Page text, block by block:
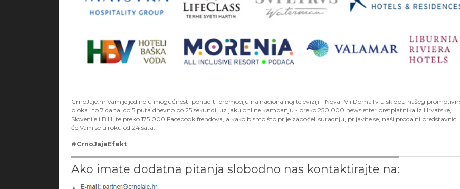
CrnoJaje.hr Vam je jedino u mogućnosti ponuditi promociju na nacionalnoj televiziji - NovaTV i DomaTv u sklopu našeg
bloka i to 7 dana, do 5 puta dnevno po 25 sekundi, uz jaku online kampanju - preko 250 000 newsletter pretplatnika iz Hrvatske,
Slovenije i BiH, te preko 175 000 Facebook frendova, a kako bismo što prije započeli suradnju, prijavite se, naši prodajni predstavnici
će Vam se u roku od 24 sata.
#CrnoJajeEfekt
Ako imate dodatna pitanja slobodno nas kontaktirajte na: